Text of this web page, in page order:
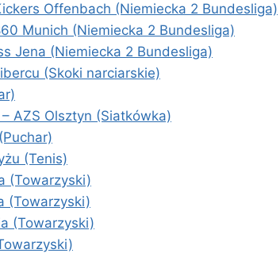
Offenbach (Niemiecka 2 Bundesliga)
Munich (Niemiecka 2 Bundesliga)
Jena (Niemiecka 2 Bundesliga)
(Skoki narciarskie)
AZS Olsztyn (Siatkówka)
(Tenis)
(Towarzyski)
(Towarzyski)
(Towarzyski)